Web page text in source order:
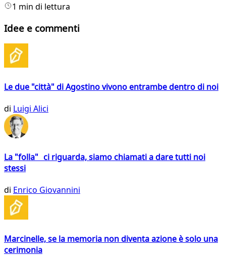
1 min di lettura
Idee e commenti
Le due "città" di Agostino vivono entrambe dentro di noi
di Luigi Alici
La "folla" ci riguarda, siamo chiamati a dare tutti noi
stessi
di Enrico Giovannini
Marcinelle, se la memoria non diventa azione è solo una
cerimonia